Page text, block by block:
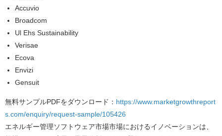
Accuvio
Broadcom
Ul Ehs Sustainability
Verisae
Ecova
Envizi
Gensuit
無料サンプルPDFをダウンロード： https://www.marketgrowthreport
s.com/enquiry/request-sample/105426
エネルギー管理ソフトウェア市場市場におけるイノベーションは、